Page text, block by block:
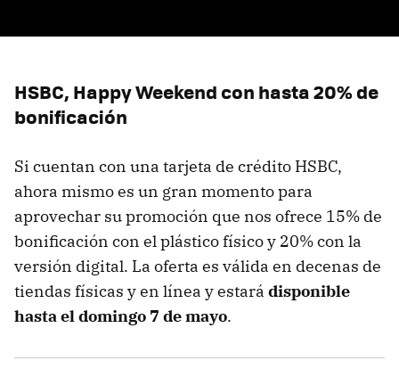
HSBC, Happy Weekend con hasta 20% de
bonificación
Si cuentan con una tarjeta de crédito HSBC,
ahora mismo es un gran momento para
aprovechar su promoción que nos ofrece 15% de
bonificación con el plástico físico y 20% con la
versión digital. La oferta es válida en decenas de
tiendas físicas y en línea y estará disponible
hasta el domingo 7 de mayo.